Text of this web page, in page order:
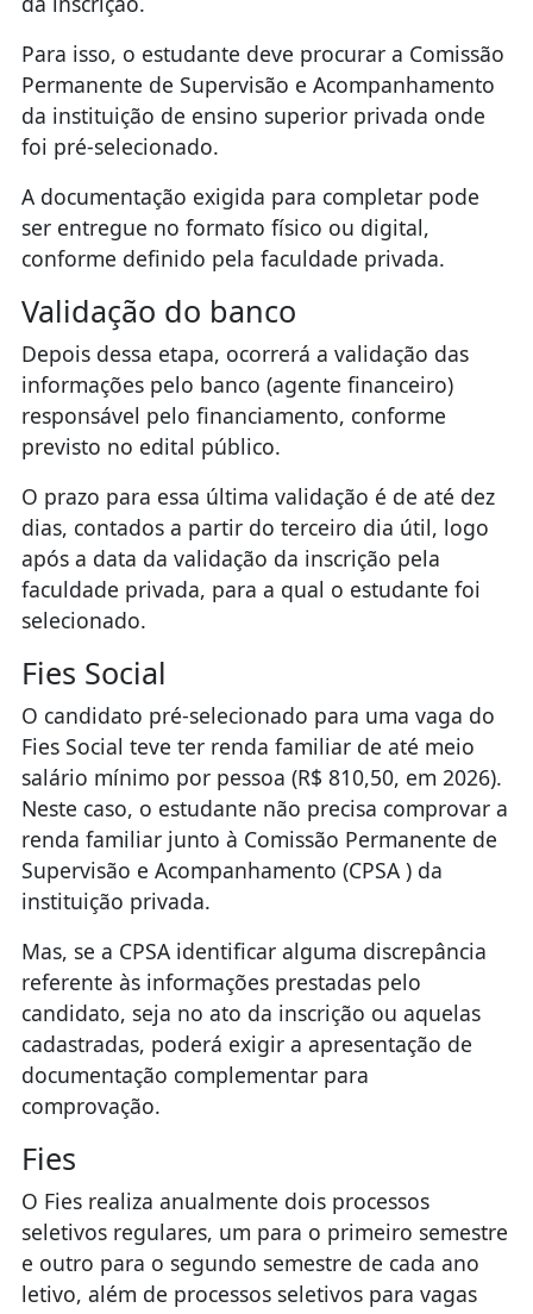
​​Para isso, o estudante deve procurar a Comissão
Permanente de Supervisão e Acompanhamento
da instituição de ensino superior privada onde
foi pré-selecionado.
A documentação exigida para completar pode
ser entregue no formato físico ou digital,
conforme definido pela faculdade privada.
Validação do banco
Depois dessa etapa, ocorrerá a validação das
informações pelo banco (agente financeiro)
responsável pelo financiamento, conforme
previsto no edital público.
O prazo para essa última validação é de até dez
dias, contados a partir do terceiro dia útil, logo
após a data da validação da inscrição pela
faculdade privada, para a qual o estudante foi
selecionado.
Fies Social
O candidato pré-selecionado para uma vaga do
Fies Social teve ter renda familiar de até meio
salário mínimo por pessoa (R$ 810,50, em 2026).
Neste caso, o estudante não precisa comprovar a
renda familiar junto à Comissão Permanente de
Supervisão e Acompanhamento (CPSA ) da
instituição privada.
Mas, se a CPSA identificar alguma discrepância
referente às informações prestadas pelo
candidato, seja no ato da inscrição ou aquelas
cadastradas, poderá exigir a apresentação de
documentação complementar para
comprovação.
Fies
O Fies realiza anualmente dois processos
seletivos regulares, um para o primeiro semestre
e outro para o segundo semestre de cada ano
letivo, além de processos seletivos para vagas